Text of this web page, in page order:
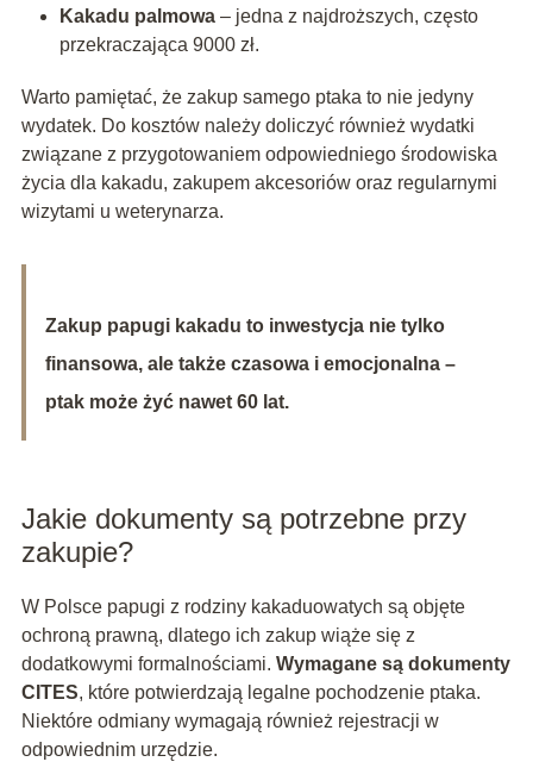
Kakadu palmowa– jedna z najdroższych, często
przekraczająca 9000 zł.
Warto pamiętać, że zakup samego ptaka to nie jedyny
wydatek. Do kosztów należy doliczyć również wydatki
związane z przygotowaniem odpowiedniego środowiska
życia dla kakadu, zakupem akcesoriów oraz regularnymi
wizytami u weterynarza.
Zakup papugi kakadu to inwestycja nie tylko
finansowa, ale także czasowa i emocjonalna –
ptak może żyć nawet 60 lat.
Jakie dokumenty są potrzebne przy
zakupie?
W Polsce papugi z rodziny kakaduowatych są objęte
ochroną prawną, dlatego ich zakup wiąże się z
dodatkowymi formalnościami. Wymagane są dokumenty
CITES, które potwierdzają legalne pochodzenie ptaka.
Niektóre odmiany wymagają również rejestracji w
odpowiednim urzędzie.